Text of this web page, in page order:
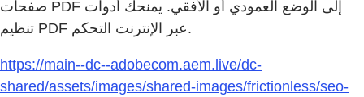
صفحات PDF إلى الوضع العمودي أو الأفقي. يمنحك أدوات
تنظيم PDF عبر الإنترنت التحكم.
https://main--dc--adobecom.aem.live/dc-
shared/assets/images/shared-images/frictionless/seo-